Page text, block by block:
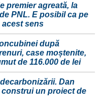
premier agreată, la
PNL. E posibil ca pe
acest sens
după
case moștenite,
de 116.000 de lei
Dan
construi un proiect de